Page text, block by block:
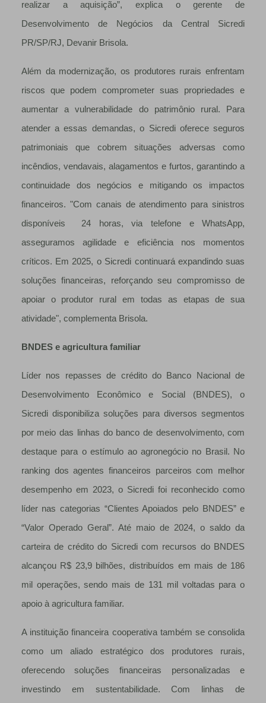
realizar a aquisição”, explica o gerente de
Desenvolvimento de Negócios da Central Sicredi
PR/SP/RJ, Devanir Brisola.
Além da modernização, os produtores rurais enfrentam
riscos que podem comprometer suas propriedades e
aumentar a vulnerabilidade do patrimônio rural. Para
atender a essas demandas, o Sicredi oferece seguros
patrimoniais que cobrem situações adversas como
incêndios, vendavais, alagamentos e furtos, garantindo a
continuidade dos negócios e mitigando os impactos
financeiros. "Com canais de atendimento para sinistros
disponíveis 24 horas, via telefone e WhatsApp,
asseguramos agilidade e eficiência nos momentos
críticos. Em 2025, o Sicredi continuará expandindo suas
soluções financeiras, reforçando seu compromisso de
apoiar o produtor rural em todas as etapas de sua
atividade", complementa Brisola.
BNDES e agricultura familiar
Líder nos repasses de crédito do Banco Nacional de
Desenvolvimento Econômico e Social (BNDES), o
Sicredi disponibiliza soluções para diversos segmentos
por meio das linhas do banco de desenvolvimento, com
destaque para o estímulo ao agronegócio no Brasil. No
ranking dos agentes financeiros parceiros com melhor
desempenho em 2023, o Sicredi foi reconhecido como
líder nas categorias “Clientes Apoiados pelo BNDES” e
“Valor Operado Geral”. Até maio de 2024, o saldo da
carteira de crédito do Sicredi com recursos do BNDES
alcançou R$ 23,9 bilhões, distribuídos em mais de 186
mil operações, sendo mais de 131 mil voltadas para o
apoio à agricultura familiar.
A instituição financeira cooperativa também se consolida
como um aliado estratégico dos produtores rurais,
oferecendo soluções financeiras personalizadas e
investindo em sustentabilidade. Com linhas de